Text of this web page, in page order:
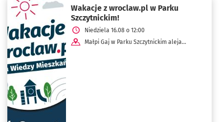
Wakacje z wroclaw.pl w Parku
Szczytnickim!
Niedziela 16.08 o 12:00
Małpi Gaj w Parku Szczytnickim aleja